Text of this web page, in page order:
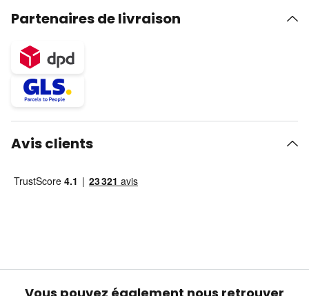
Partenaires de livraison
Avis clients